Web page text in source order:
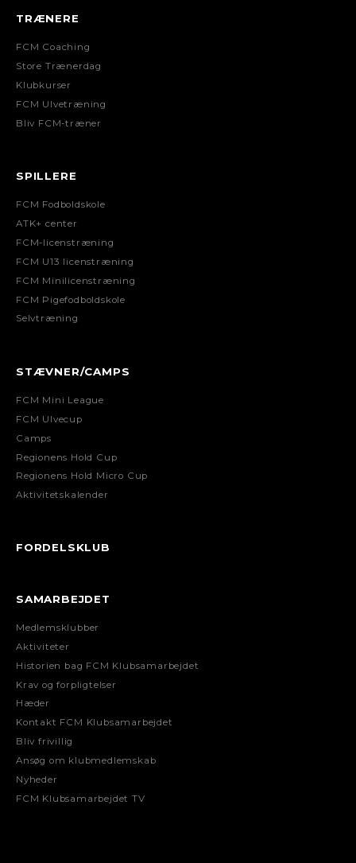
TRÆNERE
FCM Coaching
Store Trænerdag
Klubkurser
FCM Ulvetræning
Bliv FCM-træner
SPILLERE
FCM Fodboldskole
ATK+ center
FCM-licenstræning
FCM U13 licenstræning
FCM Minilicenstræning
FCM Pigefodboldskole
Selvtræning
STÆVNER/CAMPS
FCM Mini League
FCM Ulvecup
Camps
Regionens Hold Cup
Regionens Hold Micro Cup
Aktivitetskalender
FORDELSKLUB
SAMARBEJDET
Medlemsklubber
Aktiviteter
Historien bag FCM Klubsamarbejdet
Krav og forpligtelser
Hæder
Kontakt FCM Klubsamarbejdet
Bliv frivillig
Ansøg om klubmedlemskab
Nyheder
FCM Klubsamarbejdet TV